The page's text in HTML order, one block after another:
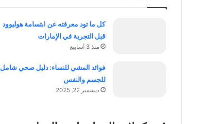
كل ما تود معرفته عن ابتسامة هوليوود
قبل التجربة في الإمارات
منذ 3 أسابيع
فوائد المشي للنساء: دليل صحي شامل
للجسم والنفس
ديسمبر 22, 2025